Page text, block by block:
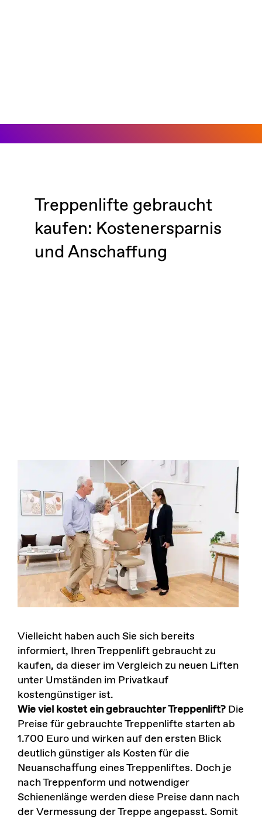
Treppenlifte gebraucht
kaufen: Kostenersparnis
und Anschaffung
Vielleicht haben auch Sie sich bereits
informiert, Ihren Treppenlift gebraucht zu
kaufen, da dieser im Vergleich zu neuen Liften
unter Umständen im Privatkauf
kostengünstiger ist.
Wie viel kostet ein gebrauchter Treppenlift?Die
Preise für gebrauchte Treppenlifte starten ab
1.700 Euro und wirken auf den ersten Blick
deutlich günstiger als Kosten für die
Neuanschaffung eines Treppenliftes. Doch je
nach Treppenform und notwendiger
Schienenlänge werden diese Preise dann nach
der Vermessung der Treppe angepasst. Somit